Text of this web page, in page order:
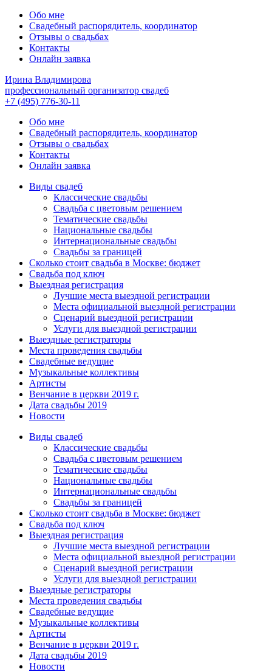
Обо мне
Свадебный распорядитель, координатор
Отзывы о свадьбах
Контакты
Онлайн заявка
Ирина Владимирова
профессиональный организатор свадеб
+7 (495) 776-30-11
Обо мне
Свадебный распорядитель, координатор
Отзывы о свадьбах
Контакты
Онлайн заявка
Виды свадеб
Классические свадьбы
Cвадьба с цветовым решением
Тематические свадьбы
Национальные свадьбы
Интернациональные свадьбы
Свадьбы за границей
Сколько стоит свадьба в Москве: бюджет
Свадьба под ключ
Выездная регистрация
Лучшие места выездной регистрации
Места официальной выездной регистрации
Сценарий выездной регистрации
Услуги для выездной регистрации
Выездные регистраторы
Места проведения свадьбы
Свадебные ведущие
Музыкальные коллективы
Артисты
Венчание в церкви 2019 г.
Дата свадьбы 2019
Новости
Виды свадеб
Классические свадьбы
Cвадьба с цветовым решением
Тематические свадьбы
Национальные свадьбы
Интернациональные свадьбы
Свадьбы за границей
Сколько стоит свадьба в Москве: бюджет
Свадьба под ключ
Выездная регистрация
Лучшие места выездной регистрации
Места официальной выездной регистрации
Сценарий выездной регистрации
Услуги для выездной регистрации
Выездные регистраторы
Места проведения свадьбы
Свадебные ведущие
Музыкальные коллективы
Артисты
Венчание в церкви 2019 г.
Дата свадьбы 2019
Новости